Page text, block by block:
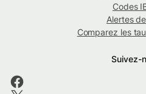
Codes
Alertes
Comparez les
Suivez-